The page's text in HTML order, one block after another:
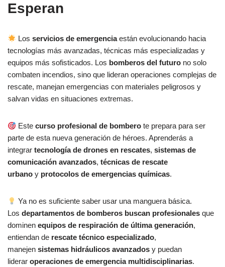
Esperan
Losservicios de emergenciaestán evolucionando hacia
tecnologías más avanzadas, técnicas más especializadas y
equipos más sofisticados. Los bomberos del futuro no solo
combaten incendios, sino que lideran operaciones complejas de
rescate, manejan emergencias con materiales peligrosos y
salvan vidas en situaciones extremas.
Estecurso profesional de bombero te prepara para ser
parte de esta nueva generación de héroes. Aprenderás a
integrar tecnología de drones en rescates, sistemas de
comunicación avanzados, técnicas de rescate
urbano y protocolos de emergencias químicas.
Ya no es suficiente saber usar una manguera básica.
Los departamentos de bomberos buscan profesionales que
dominen equipos de respiración de última generación,
entiendan de rescate técnico especializado,
manejen sistemas hidráulicos avanzados y puedan
liderar operaciones de emergencia multidisciplinarias.